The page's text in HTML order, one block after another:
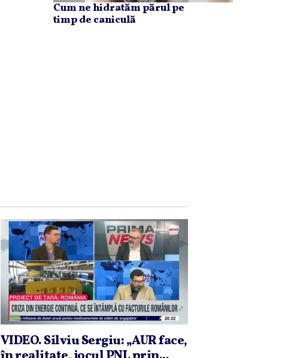
Cum ne hidratăm părul pe
timp de caniculă
VIDEO. Silviu Sergiu: „AUR face,